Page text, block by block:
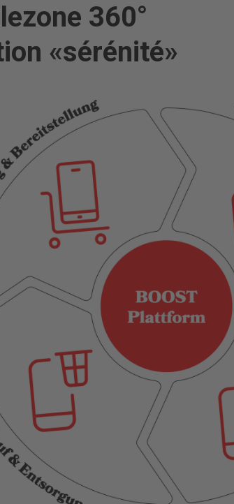
360°
«sérénité»